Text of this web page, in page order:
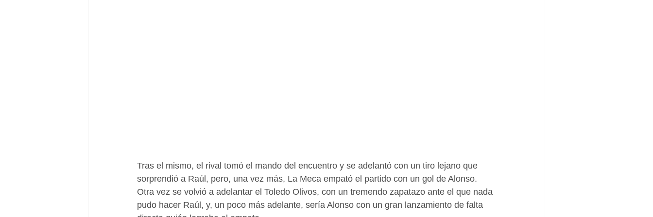
Tras el mismo, el rival tomó el mando del encuentro y se adelantó con un tiro lejano que
sorprendió a Raúl, pero, una vez más, La Meca empató el partido con un gol de Alonso.
Otra vez se volvió a adelantar el Toledo Olivos, con un tremendo zapatazo ante el que nada
pudo hacer Raúl, y, un poco más adelante, sería Alonso con un gran lanzamiento de falta